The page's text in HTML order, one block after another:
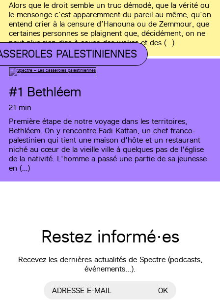
Alors que le droit semble un truc démodé, que la vérité ou
le mensonge c’est apparemment du pareil au même, qu’on
entend crier à la censure d’Hanouna ou de Zemmour, que
certaines personnes se plaignent que, décidément, on ne
peut plus rien dire à cause des wokes et des (…)
PALESTINIENNES
#1 Bethléem
21 min
Première étape de notre voyage dans les territoires,
Bethléem. On y rencontre Fadi Kattan, un chef franco-
palestinien qui tient une maison d'hôte et un restaurant
niché au cœur de la vieille ville à quelques pas de l'église
de la nativité. L'homme a passé une partie de sa jeunesse
en (…)
Restez informé·es
Recevez les dernières actualités de Spectre (podcasts,
événements…).
ADRESSE E-MAIL OK